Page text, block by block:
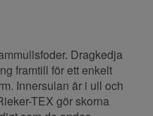
Dragkedja
framtill för ett enkelt
Innersulan är i ull och
TEX gör skorna